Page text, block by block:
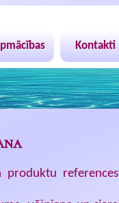
Kontakti
references